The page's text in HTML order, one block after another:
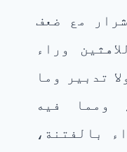
مع ضعف
وراء
تدبير وما
ومما فيه
بالفتنة،